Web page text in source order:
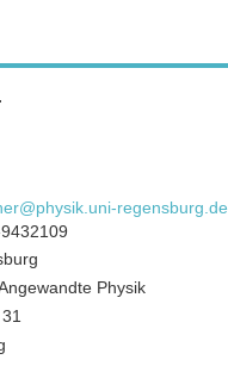
regensburg.de
Physik